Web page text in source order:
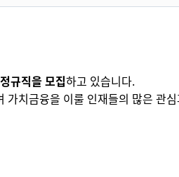
규직을 모집하고 있습니다.
치금융을 이룰 인재들의 많은 관